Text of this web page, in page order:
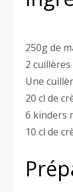
250g de
2
Une
20 cl de
6 kinders
10 cl de